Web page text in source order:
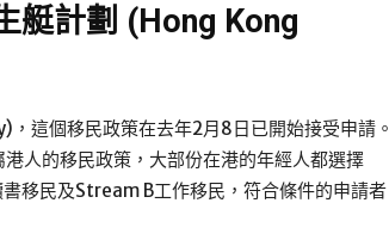
艇計劃 (Hong Kong
這個移民政策在去年2月8日已開始接受申請。
人的移民政策，大部份在港的年經人都選擇
移民及Stream B工作移民，符合條件的申請者